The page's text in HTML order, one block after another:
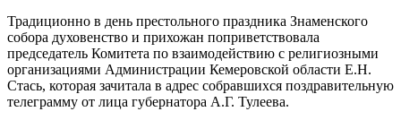
Традиционно в день престольного праздника Знаменского
собора духовенство и прихожан поприветствовала
председатель Комитета по взаимодействию с религиозными
организациями Администрации Кемеровской области Е.Н.
Стась, которая зачитала в адрес собравшихся поздравительную
телеграмму от лица губернатора А.Г. Тулеева.